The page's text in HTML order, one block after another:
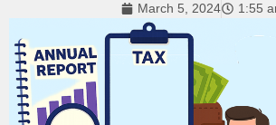
March 5, 2024 1:55